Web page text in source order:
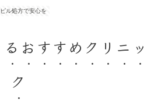
ピル処方で安心を
おすすめクリニッ
ク